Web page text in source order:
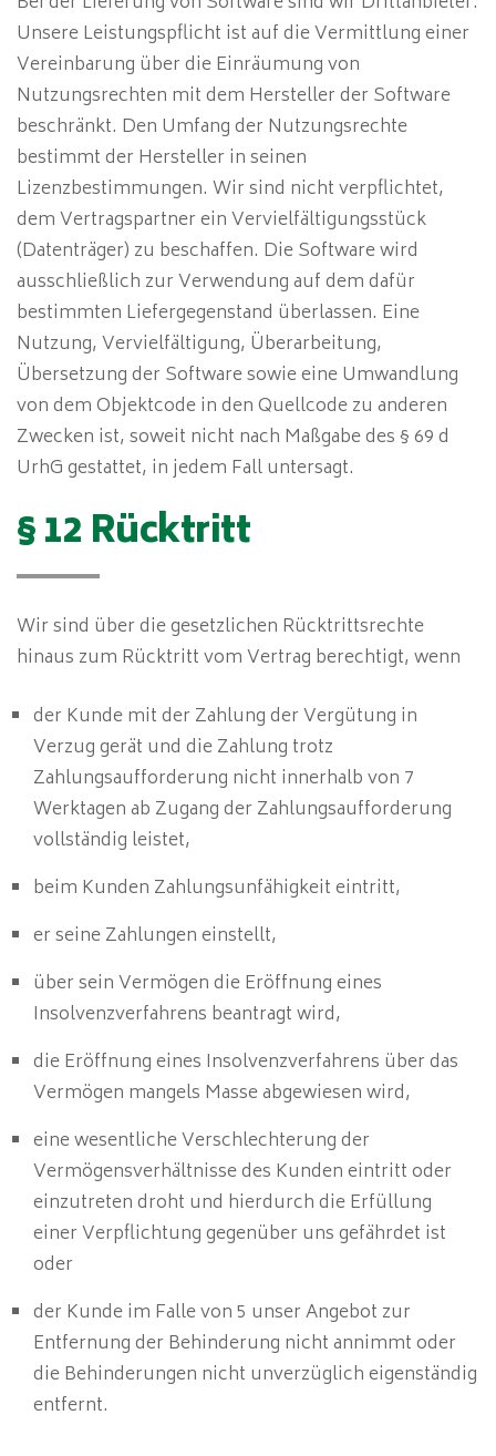
Unsere Leistungspflicht ist auf die Vermittlung einer
Vereinbarung über die Einräumung von
Nutzungsrechten mit dem Hersteller der Software
beschränkt. Den Umfang der Nutzungsrechte
bestimmt der Hersteller in seinen
Lizenzbestimmungen. Wir sind nicht verpflichtet,
dem Vertragspartner ein Vervielfältigungsstück
(Datenträger) zu beschaffen. Die Software wird
ausschließlich zur Verwendung auf dem dafür
bestimmten Liefergegenstand überlassen. Eine
Nutzung, Vervielfältigung, Überarbeitung,
Übersetzung der Software sowie eine Umwandlung
von dem Objektcode in den Quellcode zu anderen
Zwecken ist, soweit nicht nach Maßgabe des § 69 d
UrhG gestattet, in jedem Fall untersagt.
§ 12 Rücktritt
Wir sind über die gesetzlichen Rücktrittsrechte
hinaus zum Rücktritt vom Vertrag berechtigt, wenn
der Kunde mit der Zahlung der Vergütung in
Verzug gerät und die Zahlung trotz
Zahlungsaufforderung nicht innerhalb von 7
Werktagen ab Zugang der Zahlungsaufforderung
vollständig leistet,
beim Kunden Zahlungsunfähigkeit eintritt,
er seine Zahlungen einstellt,
über sein Vermögen die Eröffnung eines
Insolvenzverfahrens beantragt wird,
die Eröffnung eines Insolvenzverfahrens über das
Vermögen mangels Masse abgewiesen wird,
eine wesentliche Verschlechterung der
Vermögensverhältnisse des Kunden eintritt oder
einzutreten droht und hierdurch die Erfüllung
einer Verpflichtung gegenüber uns gefährdet ist
oder
der Kunde im Falle von 5 unser Angebot zur
Entfernung der Behinderung nicht annimmt oder
die Behinderungen nicht unverzüglich eigenständig
entfernt.